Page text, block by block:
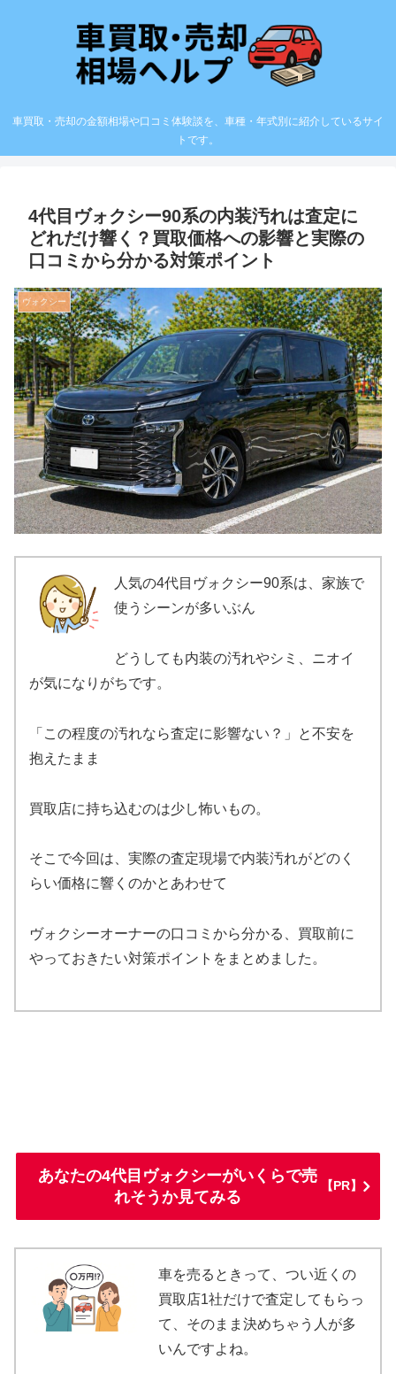
車買取・売却の金額相場や口コミ体験談を、車種・年式別に紹介しているサイ
トです。
4代目ヴォクシー90系の内装汚れは査定に
どれだけ響く？買取価格への影響と実際の
口コミから分かる対策ポイント
ヴォクシー
人気の4代目ヴォクシー90系は、家族で
使うシーンが多いぶん
どうしても内装の汚れやシミ、ニオイ
が気になりがちです。
「この程度の汚れなら査定に影響ない？」と不安を
抱えたまま
買取店に持ち込むのは少し怖いもの。
そこで今回は、実際の査定現場で内装汚れがどのく
らい価格に響くのかとあわせて
ヴォクシーオーナーの口コミから分かる、買取前に
やっておきたい対策ポイントをまとめました。
あなたの4代目ヴォクシーがいくらで売
れそうか見てみる
【PR】
車を売るときって、つい近くの
買取店1社だけで査定してもらっ
て、そのまま決めちゃう人が多
いんですよね。